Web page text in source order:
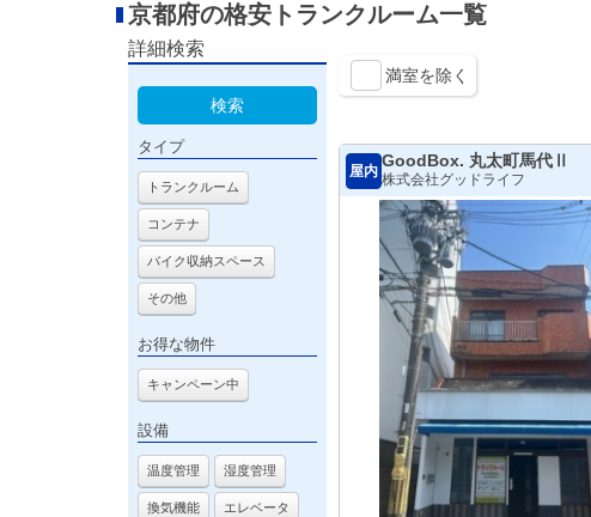
京都府の格安トランクルーム一覧
詳細検索
検索
タイプ
トランクルーム
コンテナ
バイク収納スペース
その他
お得な物件
キャンペーン中
設備
温度管理 湿度管理
換気機能 エレベータ
満室を除く
屋内
GoodBox. 丸太町馬代Ⅱ
株式会社グッドライフ